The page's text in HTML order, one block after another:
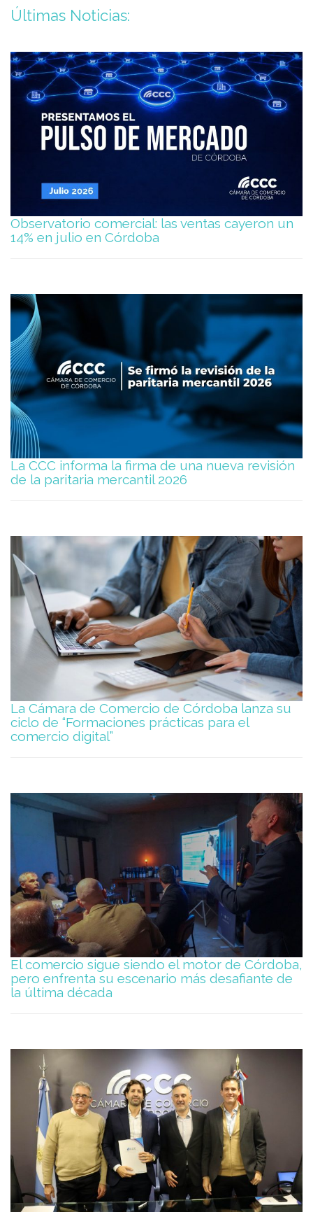
Últimas Noticias:
Observatorio comercial: las ventas cayeron un
14% en julio en Córdoba
La CCC informa la firma de una nueva revisión
de la paritaria mercantil 2026
La Cámara de Comercio de Córdoba lanza su
ciclo de “Formaciones prácticas para el
comercio digital”
El comercio sigue siendo el motor de Córdoba,
pero enfrenta su escenario más desafiante de
la última década